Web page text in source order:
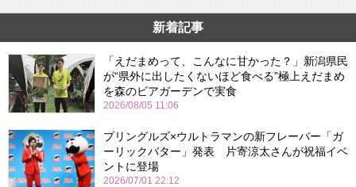
新着記事
「えだまめって、こんなに甘かった？」新潟県民
が“県外に出したくないほど食べる”極上えだまめ
を森のビアガーデンで実食
2026/08/05 11:06
プリングルズ×ウルトラマンの新フレーバー「ガ
ーリックバター」発表 片寄涼太さんが祝福イベ
ントに登場
2026/07/01 22:12